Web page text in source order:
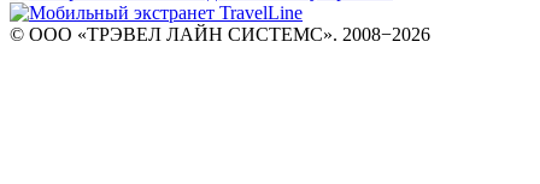
© ООО «ТРЭВЕЛ ЛАЙН СИСТЕМС». 2008−2026